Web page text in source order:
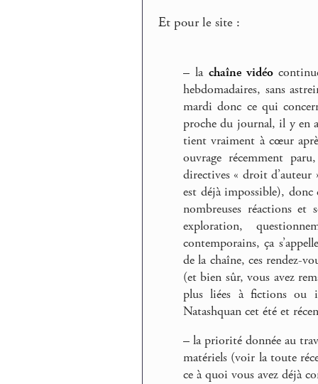
Et pour le site :
– la chaîne vidéo
hebdomadaires, sans
mardi donc ce qui
proche du journal, il y en
tient vraiment à cœur
ouvrage récemment
directives « droit d’auteur
est déjà impossible), donc
nombreuses réactions et
exploration,
contemporains, ça
de la chaîne, ces rendez-
(et bien sûr, vous avez
plus liées à fictions ou
Natashquan cet été et
– la priorité donnée au
matériels (voir la toute
ce à quoi vous avez déjà